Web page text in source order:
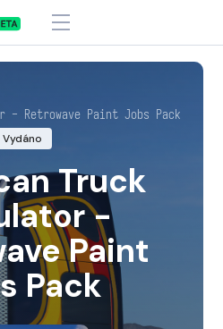
- Retrowave Paint Jobs Pack
Vydáno
Truck
-
Paint
Pack